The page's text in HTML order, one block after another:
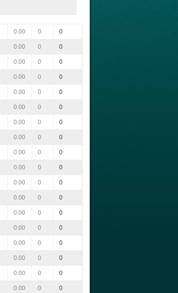
0.00 0 0
0.00 0 0
0.00 0 0
0.00 0 0
0.00 0 0
0.00 0 0
0.00 0 0
0.00 0 0
0.00 0 0
0.00 0 0
0.00 0 0
0.00 0 0
0.00 0 0
0.00 0 0
0.00 0 0
0.00 0 0
0.00 0 0
0.00 0 0